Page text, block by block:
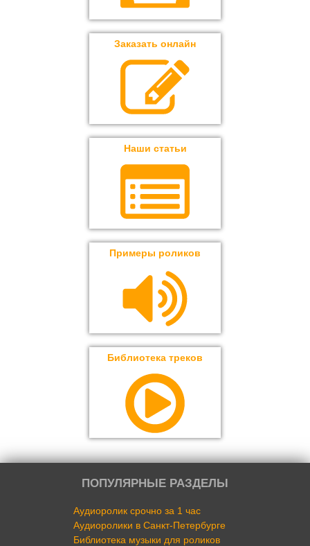
Заказать онлайн
Наши статьи
Примеры роликов
Библиотека треков
ПОПУЛЯРНЫЕ РАЗДЕЛЫ
Аудиоролик срочно за 1 час
Аудиоролики в Санкт-Петербурге
Библиотека музыки для роликов